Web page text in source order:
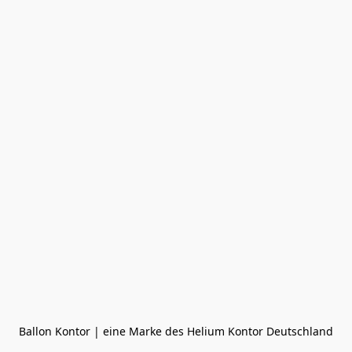
Ballon Kontor | eine Marke des Helium Kontor Deutschland